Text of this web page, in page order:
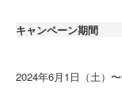
キャンペーン期間
2024年6月1日（土）〜